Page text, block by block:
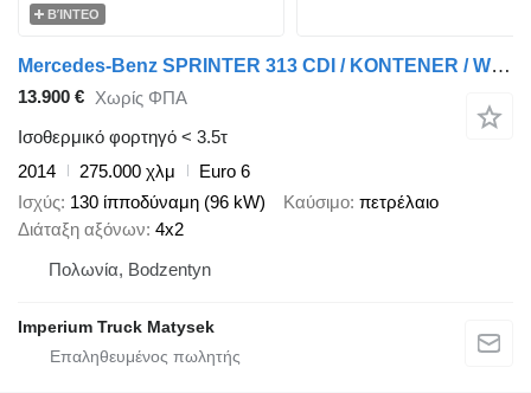
ΒΊΝΤΕΟ
Mercedes-Benz SPRINTER 313 CDI / KONTENER / WINDA 750 / BLIŹNIAK / SPROWADZONY
13.900 € Χωρίς ΦΠΑ
Ισοθερμικό φορτηγό < 3.5τ
2014
275.000 χλμ
Euro 6
Ισχύς 130 ίπποδύναμη (96 kW) Καύσιμο πετρέλαιο
Διάταξη αξόνων 4x2
Πολωνία, Bodzentyn
Imperium Truck Matysek